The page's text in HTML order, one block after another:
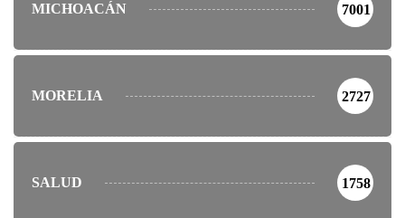
MICHOACÁN 7001
MORELIA 2727
SALUD 1758